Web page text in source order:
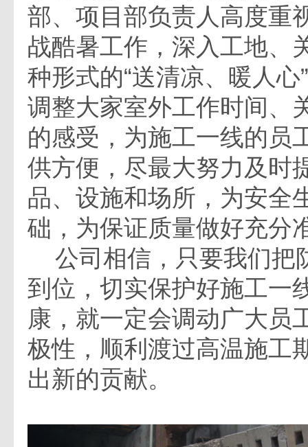
部、项目部负责人高度重
战酷暑工作，深入工地、
种形式的“送清凉、暖人
调整大家室外工作时间、
的感受，为施工一线的员
供方便，尽最大努力及时
品、设施和场所，为安全
础，为保证质量做好充分
公司相信，只要我们把
到位，切实保护好施工一
康，就一定会调动广大员
极性，顺利渡过高温施工
出新的贡献。